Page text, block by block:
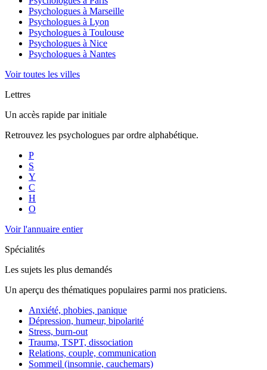
Psychologues à Marseille
Psychologues à Lyon
Psychologues à Toulouse
Psychologues à Nice
Psychologues à Nantes
Voir toutes les villes
Lettres
Un accès rapide par initiale
Retrouvez les psychologues par ordre alphabétique.
P
S
Y
C
H
O
Voir l'annuaire entier
Spécialités
Les sujets les plus demandés
Un aperçu des thématiques populaires parmi nos praticiens.
Anxiété, phobies, panique
Dépression, humeur, bipolarité
Stress, burn-out
Trauma, TSPT, dissociation
Relations, couple, communication
Sommeil (insomnie, cauchemars)